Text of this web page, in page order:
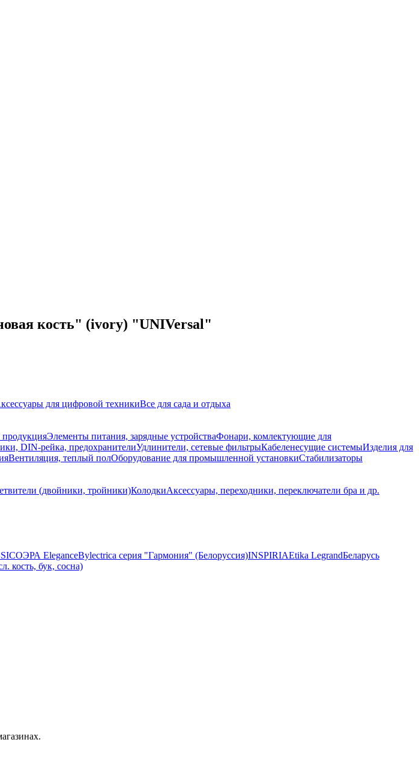
кость" (ivory) "UNIVersal"
для цифровой техникиВсе для сада и отдыха
Элементы питания, зарядные устройстваФонари, комлектующие для
DIN-рейка, предохранителиУдлинители, сетевые фильтрыКабеленесущие системыИзделия для
Вентиляция, теплый полОборудование для промышленной установкиСтабилизаторы
(двойники, тройники)КолодкиАксессуары, переходники, переключатели бра и др.
ЭРА EleganceBylectrica серия "Гармония" (Белоруссия)INSPIRIAEtika LegrandБеларусь
кость, бук, сосна)